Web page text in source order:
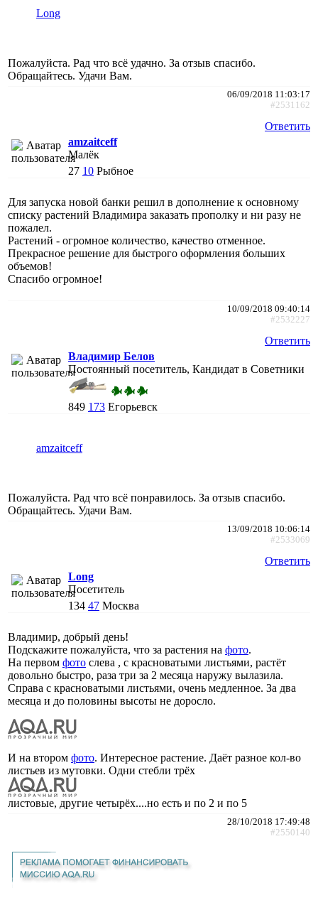
Long
Пожалуйста. Рад что всё удачно. За отзыв спасибо.
Обращайтесь. Удачи Вам.
06/09/2018 11:03:17
#2531162
Ответить
amzaitceff
Малёк
27 10 Рыбное
Для запуска новой банки решил в дополнение к основному
списку растений Владимира заказать прополку и ни разу не
пожалел.
Растений - огромное количество, качество отменное.
Прекрасное решение для быстрого оформления больших
объемов!
Спасибо огромное!
10/09/2018 09:40:14
#2532227
Ответить
Владимир Белов
Постоянный посетитель, Кандидат в Советники
849 173 Егорьевск
amzaitceff
Пожалуйста. Рад что всё понравилось. За отзыв спасибо.
Обращайтесь. Удачи Вам.
13/09/2018 10:06:14
#2533069
Ответить
Long
Посетитель
134 47 Москва
Владимир, добрый день!
Подскажите пожалуйста, что за растения на фото.
На первом фото слева , с красноватыми листьями, растёт
довольно быстро, раза три за 2 месяца наружу вылазила.
Справа с красноватыми листьями, очень медленное. За два
месяца и до половины высоты не доросло.
И на втором фото. Интересное растение. Даёт разное кол-во
листьев из мутовки. Одни стебли трёх
листовые, другие четырёх....но есть и по 2 и по 5
28/10/2018 17:49:48
#2550140